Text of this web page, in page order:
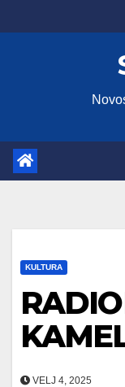
to
KULTURA
VELJ 4, 2025